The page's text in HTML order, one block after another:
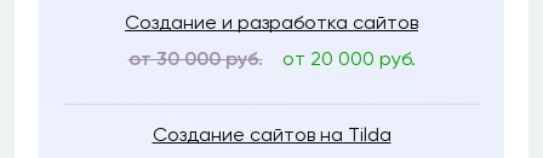
Создание и разработка сайтов
от 30 000 руб.
от 20 000 руб.
Создание сайтов на Tilda